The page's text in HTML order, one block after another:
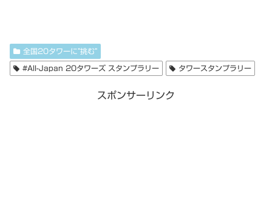
全国20タワーに”挑む”
#All-Japan 20タワーズ スタンプラリー タワースタンプラリー
スポンサーリンク